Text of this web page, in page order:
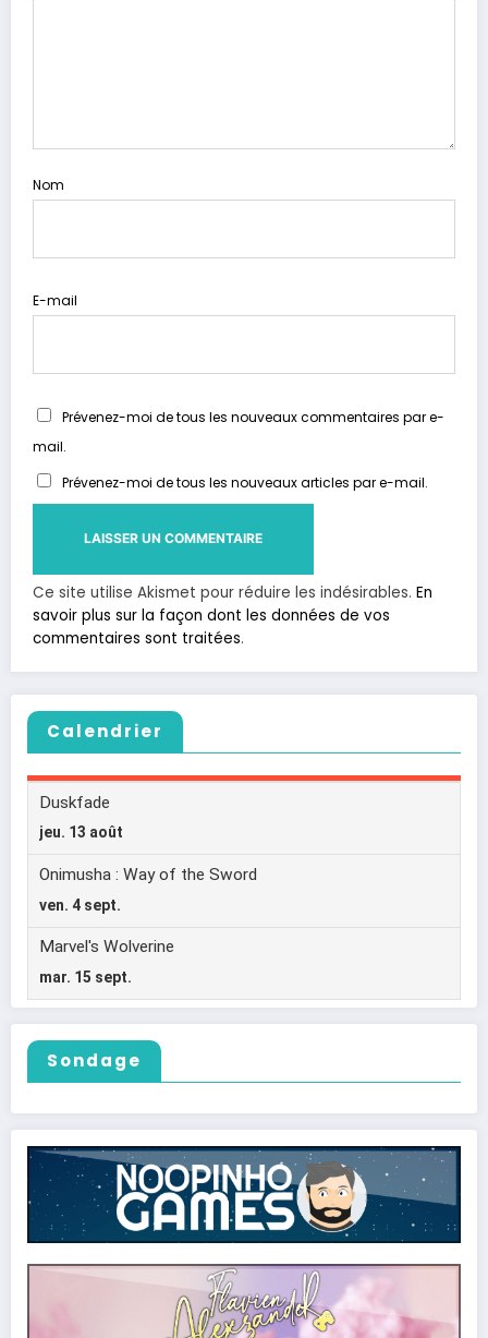
Nom
E-mail
Prévenez-moi de tous les nouveaux commentaires par e-
mail.
Prévenez-moi de tous les nouveaux articles par e-mail.
Ce site utilise Akismet pour réduire les indésirables. En
savoir plus sur la façon dont les données de vos
commentaires sont traitées.
Calendrier
Sondage